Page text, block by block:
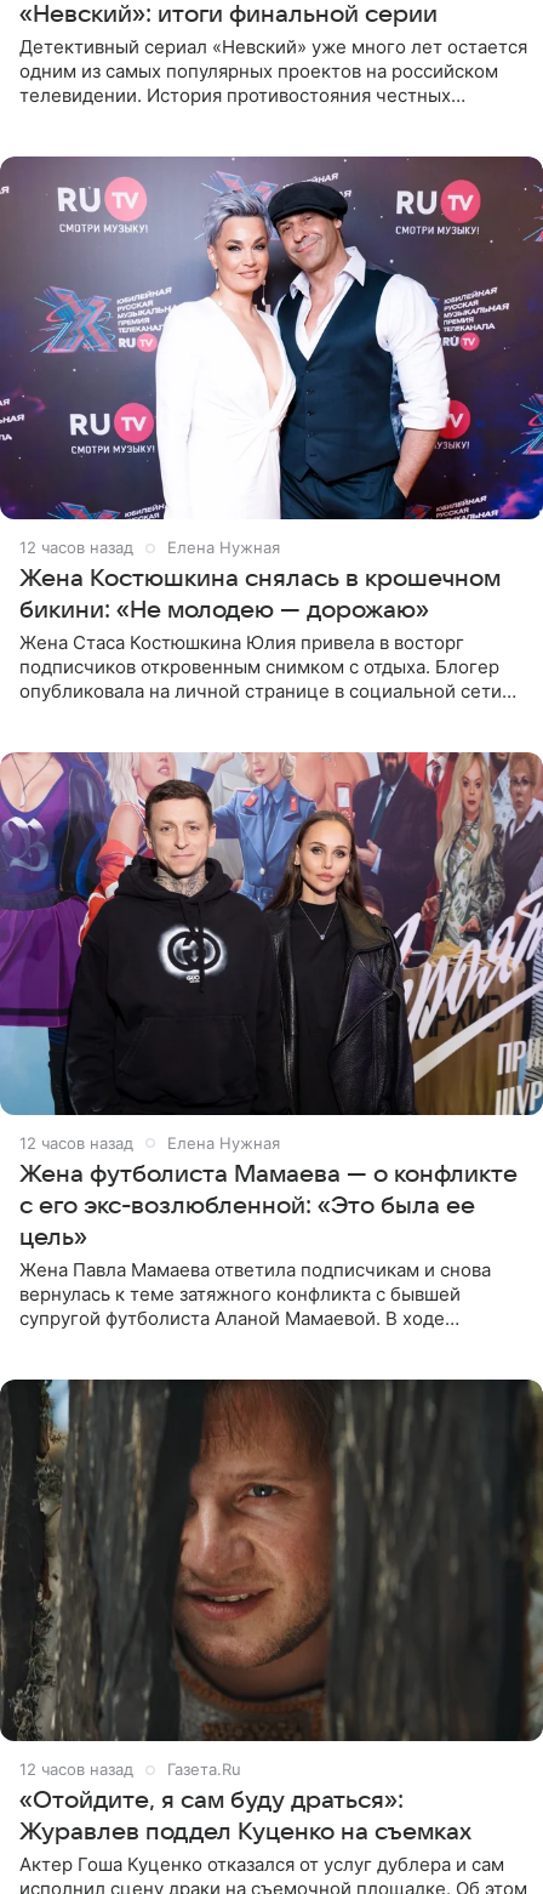
«Невский»: итоги финальной серии
Детективный сериал «Невский» уже много лет остается
одним из самых популярных проектов на российском
телевидении. История противостояния честных
12 часов назад Елена Нужная
Жена Костюшкина снялась в крошечном
бикини: «Не молодею — дорожаю»
Жена Стаса Костюшкина Юлия привела в восторг
подписчиков откровенным снимком с отдыха. Блогер
опубликовала на личной странице в социальной сети
12 часов назад Елена Нужная
Жена футболиста Мамаева — о конфликте
с его экс-возлюбленной: «Это была ее
цель»
Жена Павла Мамаева ответила подписчикам и снова
вернулась к теме затяжного конфликта с бывшей
супругой футболиста Аланой Мамаевой. В ходе
12 часов назад Газета.Ru
«Отойдите, я сам буду драться»:
Журавлев поддел Куценко на съемках
Актер Гоша Куценко отказался от услуг дублера и сам
исполнил сцену драки на съемочной площадке. Об этом